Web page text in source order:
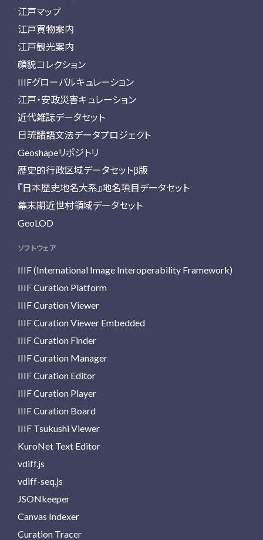
江戸マップ
江戸買物案内
江戸観光案内
顔貌コレクション
IIIFグローバルキュレーション
江戸・安政災害キュレーション
近代雑誌データセット
日琉諸語文法データプロジェクト
Geoshapeリポジトリ
歴史的行政区域データセットβ版
『日本歴史地名大系』地名項目データセット
幕末期近世村領域データセット
GeoLOD
ソフトウェア
IIIF (International Image Interoperability Framework)
IIIF Curation Platform
IIIF Curation Viewer
IIIF Curation Viewer Embedded
IIIF Curation Finder
IIIF Curation Manager
IIIF Curation Editor
IIIF Curation Player
IIIF Curation Board
IIIF Tsukushi Viewer
KuroNet Text Editor
vdiff.js
vdiff-seq.js
JSONkeeper
Canvas Indexer
Curation Tracer